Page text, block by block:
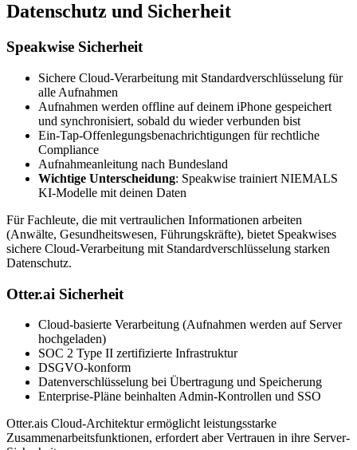
Datenschutz und Sicherheit
Speakwise Sicherheit
Sichere Cloud-Verarbeitung mit Standardverschlüsselung für
alle Aufnahmen
Aufnahmen werden offline auf deinem iPhone gespeichert
und synchronisiert, sobald du wieder verbunden bist
Ein-Tap-Offenlegungsbenachrichtigungen für rechtliche
Compliance
Aufnahmeanleitung nach Bundesland
Wichtige Unterscheidung: Speakwise trainiert NIEMALS
KI-Modelle mit deinen Daten
Für Fachleute, die mit vertraulichen Informationen arbeiten
(Anwälte, Gesundheitswesen, Führungskräfte), bietet Speakwises
sichere Cloud-Verarbeitung mit Standardverschlüsselung starken
Datenschutz.
Otter.ai Sicherheit
Cloud-basierte Verarbeitung (Aufnahmen werden auf Server
hochgeladen)
SOC 2 Type II zertifizierte Infrastruktur
DSGVO-konform
Datenverschlüsselung bei Übertragung und Speicherung
Enterprise-Pläne beinhalten Admin-Kontrollen und SSO
Otter.ais Cloud-Architektur ermöglicht leistungsstarke
Zusammenarbeitsfunktionen, erfordert aber Vertrauen in ihre Server-